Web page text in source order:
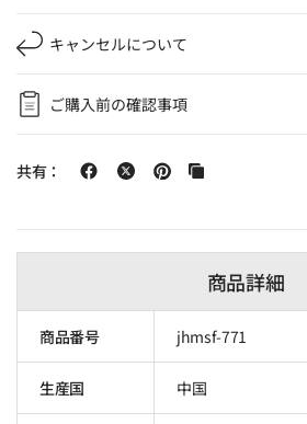
キャンセルについて
ご購入前の確認事項
共有：
商品詳細
商品番号 jhmsf-771
生産国 中国